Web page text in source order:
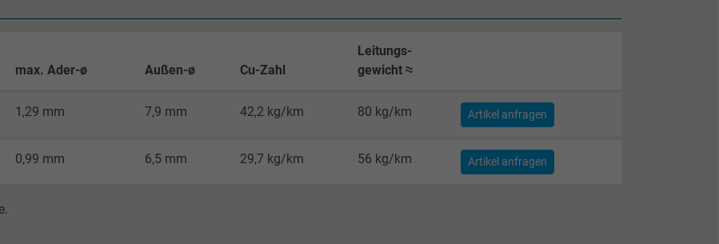
IDE, Google DoubleClick
Google LLC
1 Jahr
max. Ader-ø Außen-ø Cu-Zahl
Leitungs-
gewicht ≈
1,29 mm 7,9 mm 42,2 kg/km 80 kg/km Artikel anfragen
0,99 mm 6,5 mm 29,7 kg/km 56 kg/km Artikel anfragen